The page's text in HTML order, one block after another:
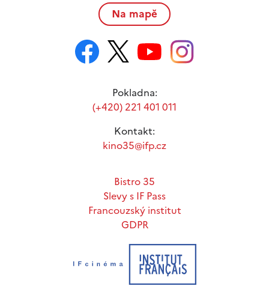
Na mapě
Pokladna:
(+420) 221 401 011
Kontakt:
kino35@ifp.cz
Bistro 35
Slevy s IF Pass
Francouzský institut
GDPR